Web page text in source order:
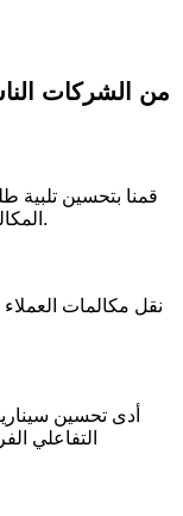
من الشركات
المكالمات المفقودة بنسبة ٢٣٪ في غضون ٩٠ يومًا.
نقل مكالمات
أدى تحسين
التفاعلي